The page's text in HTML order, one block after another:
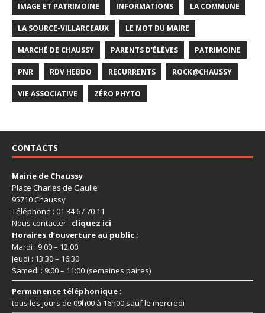
IMAGE ET PATRIMOINE INFORMATIONS LA COMMUNE
LA SOURCE-VILLARCEAUX LE MOT DU MAIRE
MARCHÉ DE CHAUSSY PARENTS D'ÉLÈVES PATRIMOINE
PNR RDV HEBDO RECURRENTS ROCK@CHAUSSY
VIE ASSOCIATIVE ZÉRO PHYTO
CONTACTS
Mairie de Chaussy
Place Charles de Gaulle
95710 Chaussy
Téléphone : 01 34 67 70 11
Nous contacter : cliquez ici
Horaires d’ouverture au public :
Mardi : 9:00 – 12:00
Jeudi : 13:30 – 16:30
Samedi : 9:00 – 11:00 (semaines paires)
Permanence téléphonique :
tous les jours de 09h00 à 16h00 sauf le mercredi